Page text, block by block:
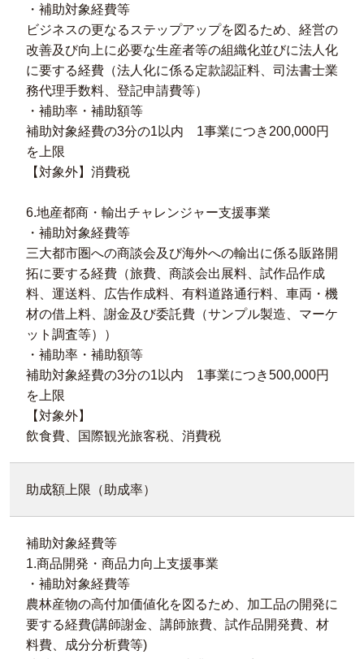
・補助対象経費等
ビジネスの更なるステップアップを図るため、経営の
改善及び向上に必要な生産者等の組織化並びに法人化
に要する経費（法人化に係る定款認証料、司法書士業
務代理手数料、登記申請費等）
・補助率・補助額等
補助対象経費の3分の1以内 1事業につき200,000円
を上限
【対象外】消費税
6.地産都商・輸出チャレンジャー支援事業
・補助対象経費等
三大都市圏への商談会及び海外への輸出に係る販路開
拓に要する経費（旅費、商談会出展料、試作品作成
料、運送料、広告作成料、有料道路通行料、車両・機
材の借上料、謝金及び委託費（サンプル製造、マーケ
ット調査等））
・補助率・補助額等
補助対象経費の3分の1以内 1事業につき500,000円
を上限
【対象外】
飲食費、国際観光旅客税、消費税
助成額上限（助成率）
補助対象経費等
1.商品開発・商品力向上支援事業
・補助対象経費等
農林産物の高付加価値化を図るため、加工品の開発に
要する経費(講師謝金、講師旅費、試作品開発費、材
料費、成分分析費等)